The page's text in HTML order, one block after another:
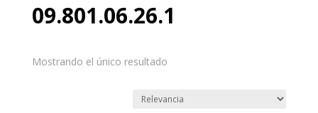
09.801.06.26.1
Mostrando el único resultado